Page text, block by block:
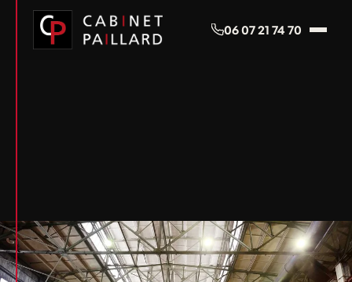
06 07 21 74 70
Panneau de gestion des cookies